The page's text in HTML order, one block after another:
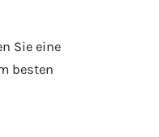
Sie eine
besten